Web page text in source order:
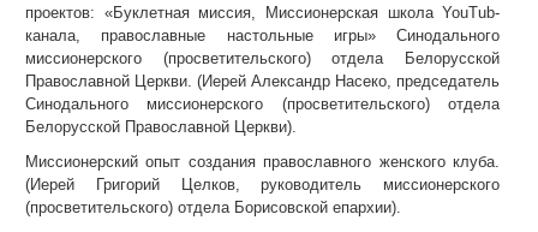
проектов: «Буклетная миссия, Миссионерская школа YouTub-
канала, православные настольные игры» Синодального
миссионерского (просветительского) отдела Белорусской
Православной Церкви. (Иерей Александр Насеко, председатель
Синодального миссионерского (просветительского) отдела
Белорусской Православной Церкви).
Миссионерский опыт создания православного женского клуба.
(Иерей Григорий Целков, руководитель миссионерского
(просветительского) отдела Борисовской епархии).